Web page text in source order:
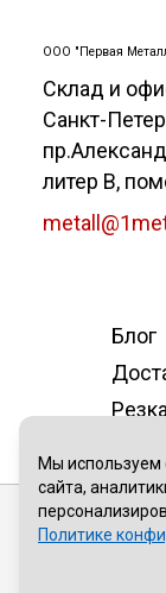
ООО "Первая
Склад и
Санкт-
литер В,
Блог
Резка
Публичная
Мы
сайта,
Политике